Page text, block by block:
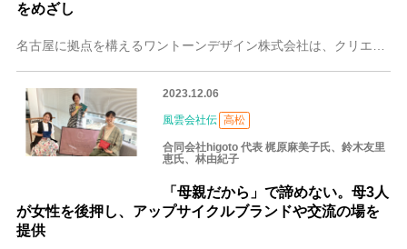
をめざし
2023.12.06
風雲会社伝 高松
合同会社higoto 代表 梶原麻美子氏、鈴木友里
恵氏、林由紀子
「母親だから」で諦めない。母3人
が女性を後押し、アップサイクルブランドや交流の場を
提供